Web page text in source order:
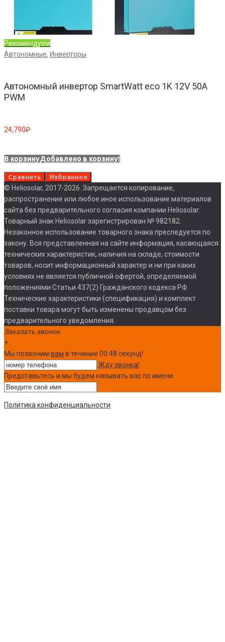
Рекомендуем
Автономные, Инверторы
Автономный инвертор SmartWatt eco 1K 12V 50A
PWM
24,790₽
В корзинуДобавлено в корзину!
Сравнить Избранное
© Heliosolar, 2017-2026. Запрещается копирование,
распространение или любое иное использование материалов
сайта без предварительного согласия компании Heliosolar.
Товарный знак Heliosolar зарегистрирован № 982182.
Незаконное использование товарного знака преследуется по
закону. Вся представленная на сайте информация, касающаяся
технических характеристик, наличия на складе, стоимости
товаров, носит информационный характер и ни при каких
условиях не является публичной офертой, определяемой
положениями Статьи 437(2) Гражданского кодекса РФ.
Технические характеристики (спецификация) и комплект
поставки товара могут быть изменены продавцом без
предварительного уведомления.
Заказать звонок
+
Мы позвоним вам в течение 00:48 секунд!
Жду звонка!
Представьтесь и мы будем называть вас по имени.
Политика конфиденциальности